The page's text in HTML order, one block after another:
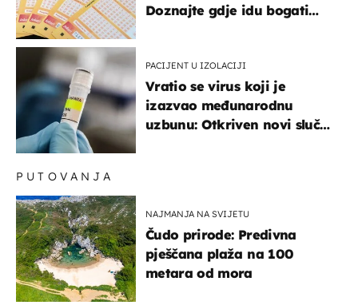
Doznajte gdje idu bogati
PACIJENT U IZOLACIJI
Vratio se virus koji je
izazvao međunarodnu
uzbunu: Otkriven novi slučaj
PUTOVANJA
NAJMANJA NA SVIJETU
Čudo prirode: Predivna
pješčana plaža na 100
metara od mora